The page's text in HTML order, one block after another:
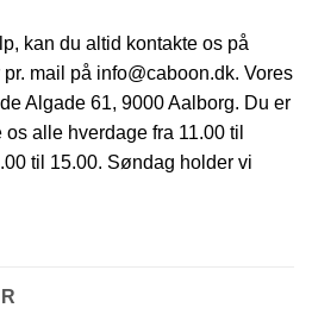
kan du altid kontakte os på
mail på info@caboon.dk. Vores
Algade 61, 9000 Aalborg. Du er
alle hverdage fra 11.00 til
til 15.00. Søndag holder vi